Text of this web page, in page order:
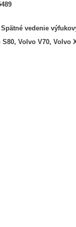
Spätné vedenie
S80,Volvo V70,Volvo